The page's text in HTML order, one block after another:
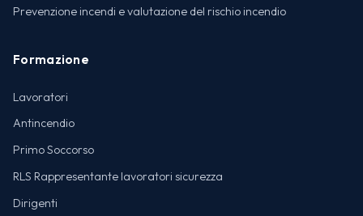
Prevenzione incendi e valutazione del rischio incendio
Formazione
Lavoratori
Antincendio
Primo Soccorso
RLS Rappresentante lavoratori sicurezza
Dirigenti